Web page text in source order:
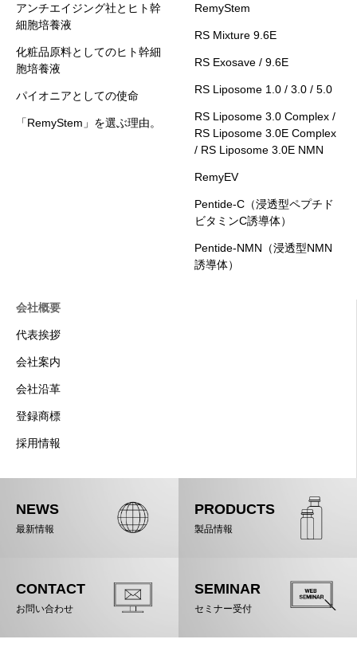
アンチエイジング社とヒト幹
細胞培養液
化粧品原料としてのヒト幹細
胞培養液
パイオニアとしての使命
「RemyStem」を選ぶ理由。
RemyStem
RS Mixture 9.6E
RS Exosave / 9.6E
RS Liposome 1.0 / 3.0 / 5.0
RS Liposome 3.0 Complex /
RS Liposome 3.0E Complex
/ RS Liposome 3.0E NMN
RemyEV
Pentide-C（浸透型ペプチド
ビタミンC誘導体）
Pentide-NMN（浸透型NMN
誘導体）
会社概要
代表挨拶
会社案内
会社沿革
登録商標
採用情報
NEWS
最新情報
PRODUCTS
製品情報
CONTACT
お問い合わせ
SEMINAR
セミナー受付